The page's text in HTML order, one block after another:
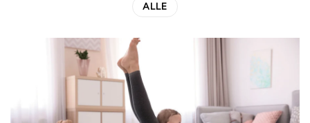
ALLE